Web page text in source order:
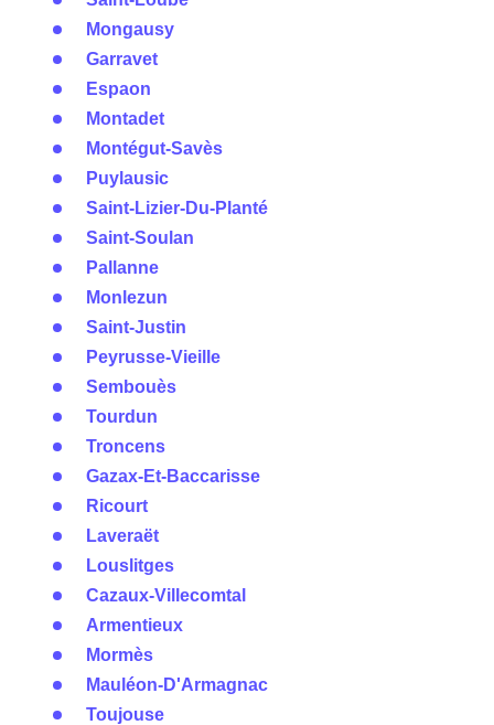
Mongausy
Garravet
Espaon
Montadet
Montégut-Savès
Puylausic
Saint-Lizier-Du-Planté
Saint-Soulan
Pallanne
Monlezun
Saint-Justin
Peyrusse-Vieille
Sembouès
Tourdun
Troncens
Gazax-Et-Baccarisse
Ricourt
Laveraët
Louslitges
Cazaux-Villecomtal
Armentieux
Mormès
Mauléon-D'Armagnac
Toujouse